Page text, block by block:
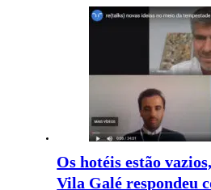
Os hotéis estão
Vila Galé respondeu